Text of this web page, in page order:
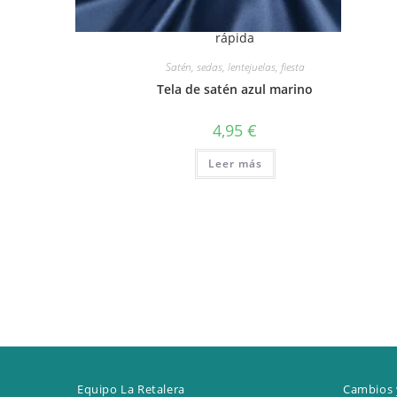
rápida
Satén, sedas, lentejuelas, fiesta
Tela de satén azul marino
4,95€
Leer más
Equipo La Retalera